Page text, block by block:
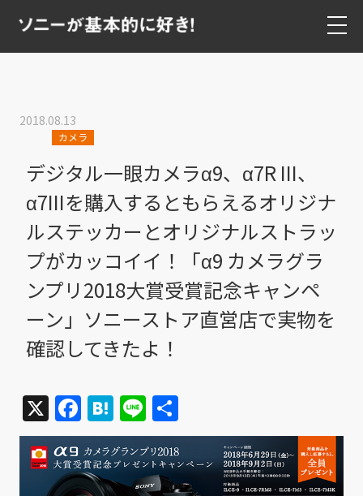
2018.08.13
カメラ
デジタル一眼カメラα9、α7R III、
α7IIIを購入するともらえるオリジナ
ルステッカーとオリジナルストラッ
プがカッコイイ！「α9 カメラグラ
ンプリ2018大賞受賞記念キャンペ
ーン」ソニーストア直営店で実物を
確認してきたよ！
X Facebook
Hatena
Line
有